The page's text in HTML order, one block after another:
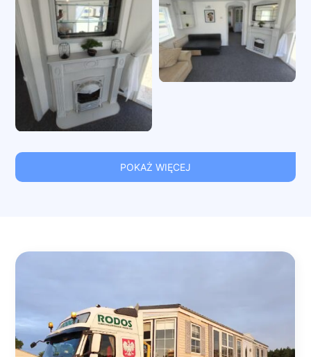
POKAŻ WIĘCEJ